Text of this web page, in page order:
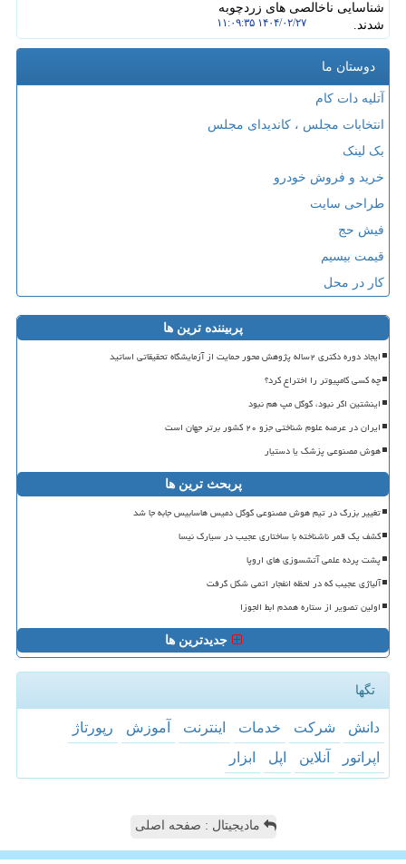
شناسایی ناخالصی های زردچوبه
شدند.
۱۴۰۴/۰۲/۲۷ ۱۱:۰۹:۳۵
دوستان ما
آتلیه دات کام
انتخابات مجلس ، کاندیدای مجلس
بک لینک
خرید و فروش خودرو
طراحی سایت
فیش حج
قیمت بیسیم
کار در محل
پربیننده ترین ها
ایجاد دوره دکتری ۲ساله پژوهش محور حمایت از آزمایشگاه تحقیقاتی اساتید
چه کسی کامپیوتر را اختراع کرد؟
اینشتین اگر نبود، گوگل مپ هم نبود
ایران در عرصه علوم شناختی جزو ۲۰ کشور برتر جهان است
هوش مصنوعی پزشک یا دستیار
پربحث ترین ها
تغییر بزرگ در تیم هوش مصنوعی گوگل دمیس هاسابیس جابه جا شد
کشف یک قمر ناشناخته با ساختاری عجیب در سیارک نیسا
پشت پرده علمی آتشسوزی های اروپا
آلیاژی عجیب که در لحظه انفجار اتمی شکل گرفت
اولین تصویر از ستاره همدم ابط الجوزا
جدیدترین ها
تگها
دانش شركت خدمات اینترنت آموزش
رپورتاژ
اپراتور
آنلاین اپل ابزار
مادیجیتال : صفحه اصلی